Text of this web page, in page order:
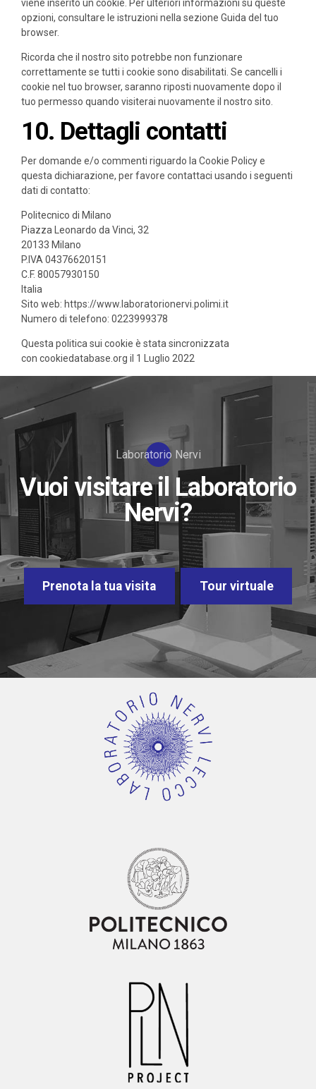
viene inserito un cookie. Per ulteriori informazioni su queste
opzioni, consultare le istruzioni nella sezione Guida del tuo
browser.
Ricorda che il nostro sito potrebbe non funzionare
correttamente se tutti i cookie sono disabilitati. Se cancelli i
cookie nel tuo browser, saranno riposti nuovamente dopo il
tuo permesso quando visiterai nuovamente il nostro sito.
10. Dettagli contatti
Per domande e/o commenti riguardo la Cookie Policy e
questa dichiarazione, per favore contattaci usando i seguenti
dati di contatto:
Politecnico di Milano
Piazza Leonardo da Vinci, 32
20133 Milano
P.IVA 04376620151
C.F. 80057930150
Italia
Sito web: https://www.laboratorionervi.polimi.it
Numero di telefono: 0223999378
Questa politica sui cookie è stata sincronizzata
con cookiedatabase.org il 1 Luglio 2022
Laboratorio Nervi
Vuoi visitare il Laboratorio
Nervi?
Prenota la tua visita Tour virtuale